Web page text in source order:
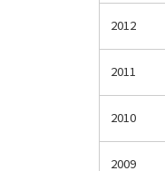
2012
2011
2010
2009